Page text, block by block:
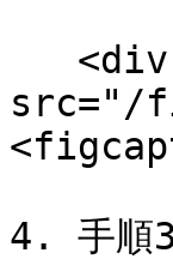
src="/
4. 手順